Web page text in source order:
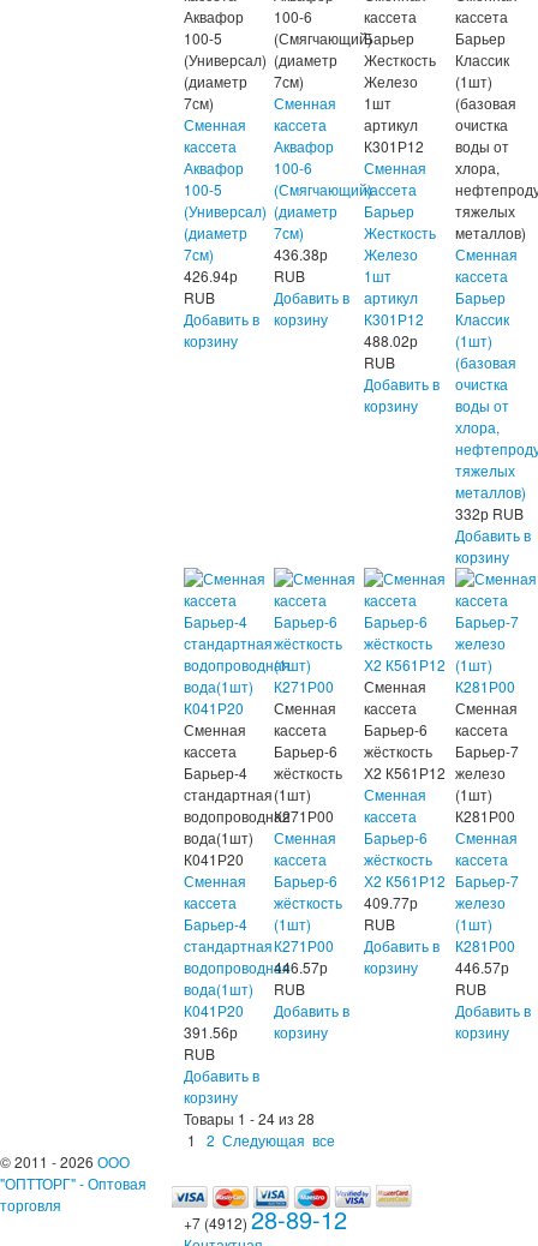
Аквафор
100-5
(Универсал)
(диаметр
7см)
Сменная
кассета
Аквафор
100-5
(Универсал)
(диаметр
7см)
426.94р
RUB
Добавить в
корзину
100-6
(Смягчающий)
(диаметр
7см)
Сменная
кассета
Аквафор
100-6
(Смягчающий)
(диаметр
7см)
436.38р
RUB
Добавить в
корзину
кассета
Барьер
Жесткость
Железо
1шт
артикул
К301Р12
Сменная
кассета
Барьер
Жесткость
Железо
1шт
артикул
К301Р12
488.02р
RUB
Добавить в
корзину
кассета
Барьер
Классик
(1шт)
(базовая
очистка
воды от
хлора,
тяжелых
металлов)
Сменная
кассета
Барьер
Классик
(1шт)
(базовая
очистка
воды от
хлора,
тяжелых
металлов)
332р RUB
Добавить в
корзину
Сменная
кассета
Барьер-4
стандартная
водопроводная
вода(1шт)
К041Р20
Сменная
кассета
Барьер-4
стандартная
водопроводная
вода(1шт)
К041Р20
391.56р
RUB
Добавить в
корзину
Сменная
кассета
Барьер-6
жёсткость
(1шт)
К271Р00
Сменная
кассета
Барьер-6
жёсткость
(1шт)
К271Р00
446.57р
RUB
Добавить в
корзину
Сменная
кассета
Барьер-6
жёсткость
Х2 К561Р12
Сменная
кассета
Барьер-6
жёсткость
Х2 К561Р12
409.77р
RUB
Добавить в
корзину
Сменная
кассета
Барьер-7
железо
(1шт)
К281Р00
Сменная
кассета
Барьер-7
железо
(1шт)
К281Р00
446.57р
RUB
Добавить в
корзину
Товары 1 - 24 из 28
1
2 Следующая все
© 2011 - 2026 ООО
"ОПТТОРГ" - Оптовая
торговля
+7 (4912) 28-89-12